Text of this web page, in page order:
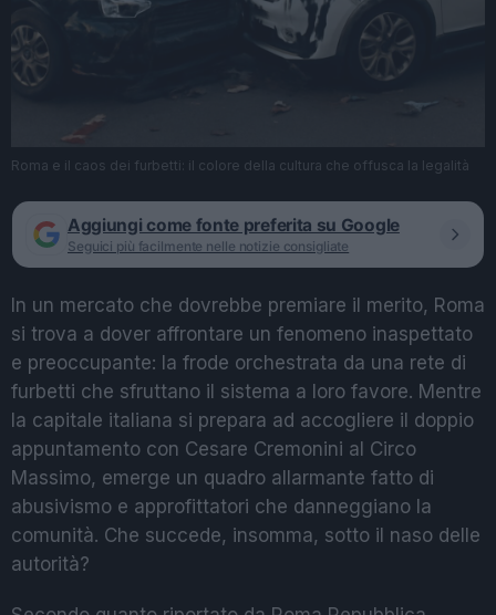
Roma e il caos dei furbetti: il colore della cultura che offusca la legalità
Aggiungi come fonte preferita su Google
Seguici più facilmente nelle notizie consigliate
In un mercato che dovrebbe premiare il merito, Roma
si trova a dover affrontare un fenomeno inaspettato
e preoccupante: la frode orchestrata da una rete di
furbetti che sfruttano il sistema a loro favore. Mentre
la capitale italiana si prepara ad accogliere il doppio
appuntamento con Cesare Cremonini al Circo
Massimo, emerge un quadro allarmante fatto di
abusivismo e approfittatori che danneggiano la
comunità. Che succede, insomma, sotto il naso delle
autorità?